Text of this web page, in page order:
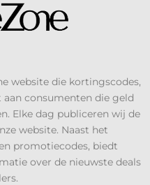
website die kortingscodes,
consumenten die geld
Elke dag publiceren wij de
website. Naast het
promotiecodes, biedt
over de nieuwste deals